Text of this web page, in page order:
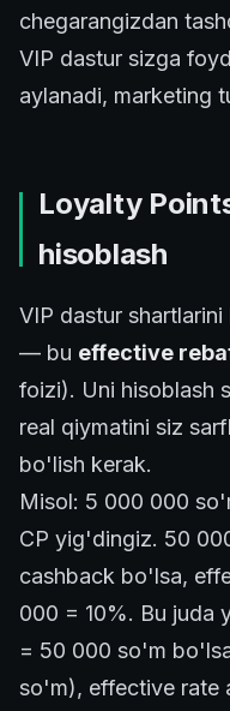
chegarangizdan
VIP dastur sizga
aylanadi, marketing
Loyalty
hisoblash
VIP dastur
— bu effective
foizi). Uni hisoblash
real qiymatini siz
bo'lish kerak.
Misol: 5 000 000
CP yig'dingiz. 50
cashback bo'lsa,
000 = 10%. Bu juda
= 50 000 so'm
so'm), effective rate